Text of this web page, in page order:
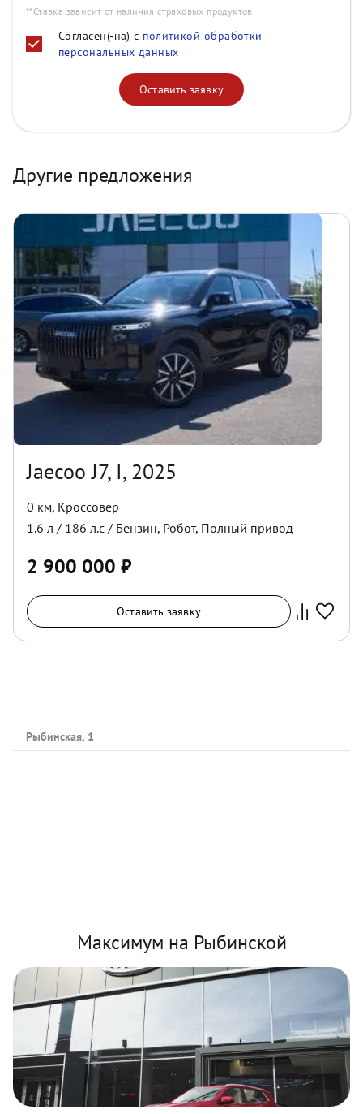
**Ставка зависит от наличия страховых продуктов
Согласен(-на) с политикой обработки
персональных данных
Оставить заявку
Другие предложения
Jaecoo J7, I, 2025
0 км, Кроссовер
1.6 л / 186 л.с / Бензин, Робот, Полный привод
2 900 000 ₽
Оставить заявку
Рыбинская, 1
Максимум на Рыбинской